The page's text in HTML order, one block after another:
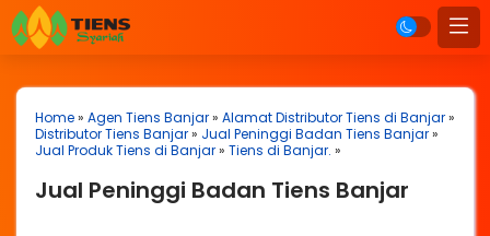
Home» Agen Tiens Banjar» Alamat Distributor Tiens di Banjar»
Distributor Tiens Banjar» Jual Peninggi Badan Tiens Banjar»
Jual Produk Tiens di Banjar» Tiens di Banjar. »
Jual Peninggi Badan Tiens Banjar